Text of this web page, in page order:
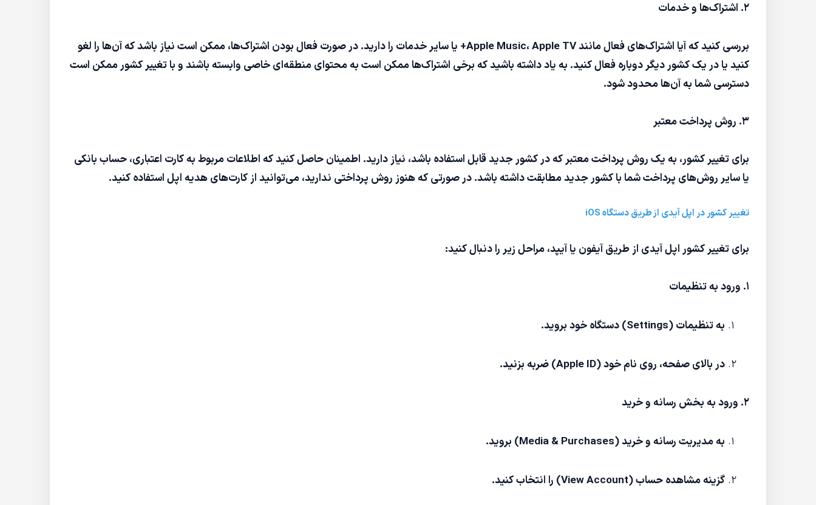
۲. اشتراک‌ها و خدمات
بررسی کنید که آیا اشتراک‌های فعال مانند Apple Music، Apple TV+ یا سایر خدمات را دارید. در صورت فعال بودن اشتراک‌ها، ممکن است نیاز باشد که آن‌ها را لغو
کنید یا در یک کشور دیگر دوباره فعال کنید. به یاد داشته باشید که برخی اشتراک‌ها ممکن است به محتوای منطقه‌ای خاصی وابسته باشند و با تغییر کشور ممکن است
دسترسی شما به آن‌ها محدود شود.
۳. روش پرداخت معتبر
برای تغییر کشور، به یک روش پرداخت معتبر که در کشور جدید قابل استفاده باشد، نیاز دارید. اطمینان حاصل کنید که اطلاعات مربوط به کارت اعتباری، حساب بانکی
یا سایر روش‌های پرداخت شما با کشور جدید مطابقت داشته باشد. در صورتی که هنوز روش پرداختی ندارید، می‌توانید از کارت‌های هدیه اپل استفاده کنید.
تغییر کشور در اپل آیدی از طریق دستگاه iOS
برای تغییر کشور اپل آیدی از طریق آیفون یا آیپد، مراحل زیر را دنبال کنید:
۱. ورود به تنظیمات
به تنظیمات (Settings) دستگاه خود بروید.
در بالای صفحه، روی نام خود (Apple ID) ضربه بزنید.
۲. ورود به بخش رسانه و خرید
به مدیریت رسانه و خرید (Media & Purchases) بروید.
گزینه مشاهده حساب (View Account) را انتخاب کنید.